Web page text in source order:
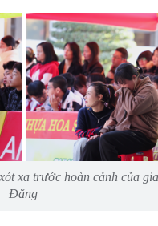
xa trước hoàn cảnh của
Đăng